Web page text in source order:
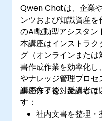
Qwen Chatは、企業
ンツおよび知識資産
のAI駆動型アシスタン
本講座はインストラ
グ（オンラインまた
書作成作業を効率化
やナレッジ管理プロ
ルの方々を対象として
講座修了後、受講者は
す：
社内文書を整理